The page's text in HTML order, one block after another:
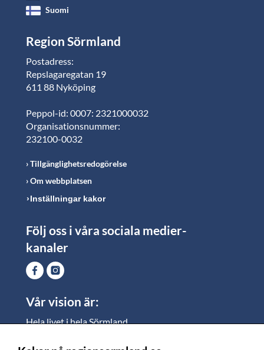
Suomi
Region Sörmland
Postadress:
Repslagaregatan 19
611 88 Nyköping
Peppol-id: 0007: 2321000032
Organisationsnummer:
232100-0032
Tillgänglighetsredogörelse
Om webbplatsen
Inställningar kakor
Följ oss i våra sociala medier-
kanaler
Vår vision är:
Hela livet i hela Sörmland.
vi vill skapa jämlika möjligheter för både